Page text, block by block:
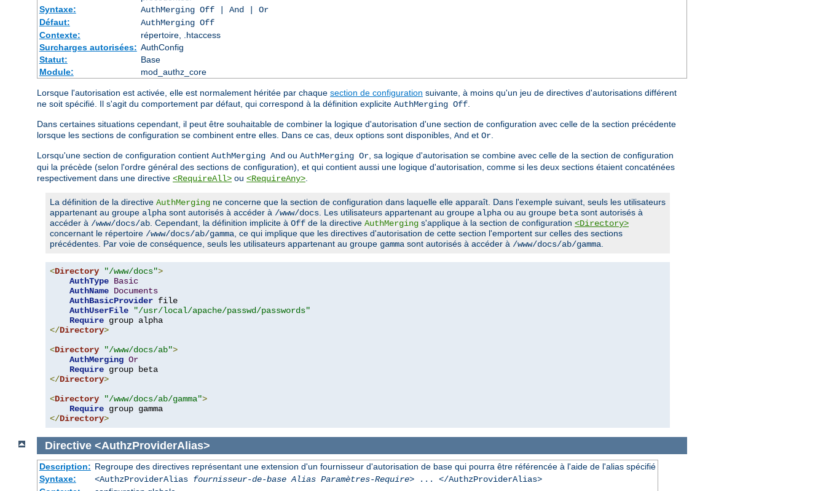
Syntaxe:
AuthMerging Off | And | Or
Défaut:
AuthMerging Off
Contexte:
répertoire, .htaccess
Surcharges autorisées: AuthConfig
Statut:
Base
Module:
mod_authz_core
Lorsque l'autorisation est activée, elle est normalement héritée par chaque section de configuration suivante, à moins qu'un jeu de directives d'autorisations différent
ne soit spécifié. Il s'agit du comportement par défaut, qui correspond à la définition explicite AuthMerging Off
Dans certaines situations cependant, il peut être souhaitable de combiner la logique d'autorisation d'une section de configuration avec celle de la section précédente
lorsque les sections de configuration se combinent entre elles. Dans ce cas, deux options sont disponibles, And et Or
Lorsqu'une section de configuration contient AuthMerging And ou AuthMerging Or , sa logique d'autorisation se combine avec celle de la section de configuration
qui la précède (selon l'ordre général des sections de configuration), et qui contient aussi une logique d'autorisation, comme si les deux sections étaient concaténées
respectivement dans une directive <RequireAll> ou <RequireAny>
La définition de la directive AuthMerging ne concerne que la section de configuration dans laquelle elle apparaît. Dans l'exemple suivant, seuls les utilisateurs
appartenant au groupe alpha sont autorisés à accéder à /www/docs . Les utilisateurs appartenant au groupe alpha ou au groupe beta sont autorisés à
accéder à /www/docs/ab . Cependant, la définition implicite à Off de la directive AuthMerging s'applique à la section de configuration <Directory>
concernant le répertoire /www/docs/ab/gamma , ce qui implique que les directives d'autorisation de cette section l'emportent sur celles des sections
précédentes. Par voie de conséquence, seuls les utilisateurs appartenant au groupe gamma sont autorisés à accéder à /www/docs/ab/gamma
<Directory "/www/docs">
AuthType Basic
AuthName Documents
AuthBasicProvider file
AuthUserFile
"/usr/local/apache/passwd/passwords"
Require
</Directory>
<Directory "/www/docs/ab">
AuthMerging Or
Require
</Directory>
<Directory "/www/docs/ab/gamma">
Require
</Directory>
Directive <AuthzProviderAlias>
Description: Regroupe des directives représentant une extension d'un fournisseur d'autorisation de base qui pourra être référencée à l'aide de l'alias spécifié
Syntaxe:
<AuthzProviderAlias fournisseur-de-base Alias Paramètres-Require> ... </AuthzProviderAlias>